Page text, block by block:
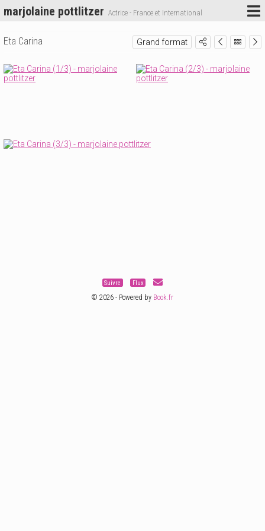
marjolaine pottlitzer Actrice - France et International
Grand format
Eta Carina
Suivre Flux
© 2026 - Powered by Book.fr